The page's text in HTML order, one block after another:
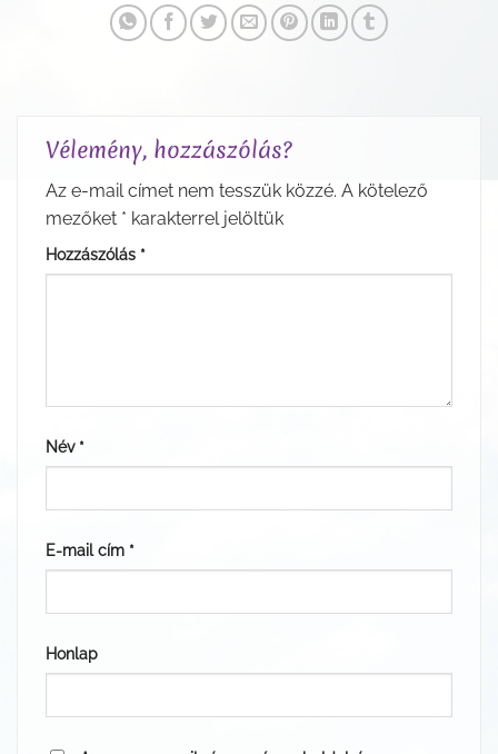
Vélemény, hozzászólás?
Az e-mail címet nem tesszük közzé. A kötelező
mezőket * karakterrel jelöltük
Hozzászólás *
Név *
E-mail cím *
Honlap